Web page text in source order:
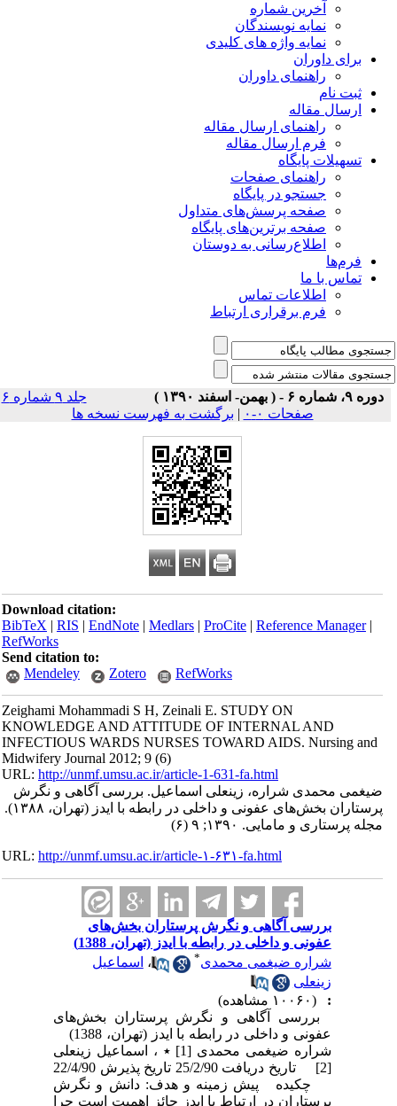
آخرین شماره
نمایه نویسندگان
نمایه واژه های کلیدی
برای داوران
راهنمای داوران
ثبت نام
ارسال مقاله
راهنمای ارسال مقاله
فرم ارسال مقاله
تسهیلات پایگاه
راهنمای صفحات
جستجو در پایگاه
صفحه پرسش‌های متداول
صفحه برترین‌های پایگاه
اطلاع‌رسانی به دوستان
فرم‌ها
تماس با ما
اطلاعات تماس
فرم برقراری ارتباط
دوره ۹، شماره ۶ - ( بهمن- اسفند ۱۳۹۰ )
جلد ۹ شماره ۶
صفحات ۰-۰
| برگشت به فهرست نسخه ها
Download citation:
BibTeX|RIS|EndNote|Medlars|ProCite|Reference Manager
RefWorks
Send citation to:
Mendeley
Zotero RefWorks
Zeighami Mohammadi S H, Zeinali E. STUDY ON
KNOWLEDGE AND ATTITUDE OF INTERNAL AND
INFECTIOUS WARDS NURSES TOWARD AIDS. Nursing and
Midwifery Journal 2012; 9 (6)
URL:http://unmf.umsu.ac.ir/article-1-631-fa.html
ضیغمی محمدی شراره، زینعلی اسماعیل. بررسی آگاهی و نگرش
پرستاران بخش‌های عفونی و داخلی در رابطه با ایدز (تهران، ۱۳۸۸).
مجله پرستاری و مامایی. ۱۳۹۰; ۹ (۶)
URL:http://unmf.umsu.ac.ir/article-۱-۶۳۱-fa.html
بررسی آگاهی و نگرش پرستاران بخش‌های
عفونی و داخلی در رابطه با ایدز (تهران، 1388)
شراره ضیغمی محمدی* ،اسماعیل
زینعلی
بررسی آگاهی و نگرش پرستاران بخش‌های
عفونی و داخلی در رابطه با ایدز (تهران، 1388)
شراره ضیغمی محمدی [1] ٭ ، اسماعیل زینعلی
[2] تاریخ دریافت 25/2/90 تاریخ پذیرش 22/4/90
چکیده پیش زمینه و هدف: دانش و نگرش
پرستاران در ارتباط با ایدز حائز اهمیت است چرا